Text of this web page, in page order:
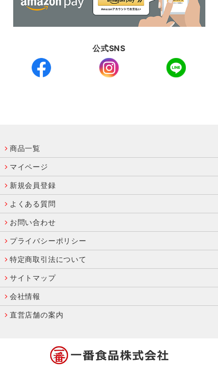
公式SNS
商品一覧
マイページ
新規会員登録
よくある質問
お問い合わせ
プライバシーポリシー
特定商取引法について
サイトマップ
会社情報
直営店舗の案内